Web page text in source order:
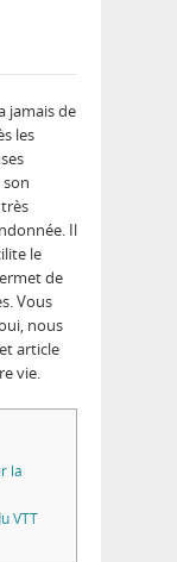
jamais de
les
Il
le
de
Vous
nous
article
vie.
la
VTT